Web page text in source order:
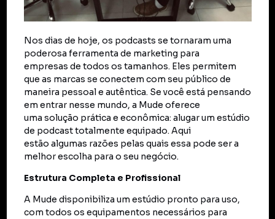
Nos dias de hoje, os podcasts se tornaram uma
poderosa ferramenta de marketing para
empresas de todos os tamanhos. Eles permitem
que as marcas se conectem com seu público de
maneira pessoal e autêntica. Se você está pensando
em entrar nesse mundo, a Mude oferece
uma solução prática e econômica: alugar um estúdio
de podcast totalmente equipado. Aqui
estão algumas razões pelas quais essa pode ser a
melhor escolha para o seu negócio.
Estrutura Completa e Profissional
A Mude disponibiliza um estúdio pronto para uso,
com todos os equipamentos necessários para